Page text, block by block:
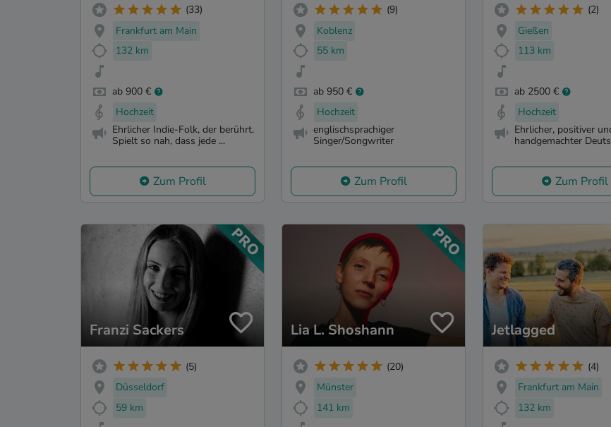
(33)
Frankfurt am Main
132 km
ab 900 €
Hochzeit
Ehrlicher Indie-Folk, der berührt.
Spielt so nah, dass jede ...
Zum Profil
(9)
Koblenz
55 km
ab 950 €
Hochzeit
englischsprachiger
Singer/Songwriter
Zum Profil
(2)
Gießen
113 km
ab 2500 €
Hochzeit
Ehrlicher, positiver
handgemachter
Zum Profil
Franzi Sackers
(5)
Düsseldorf
59 km
Lia L. Shoshann
(20)
Münster
141 km
Jetlagged
(4)
Frankfurt am Main
132 km